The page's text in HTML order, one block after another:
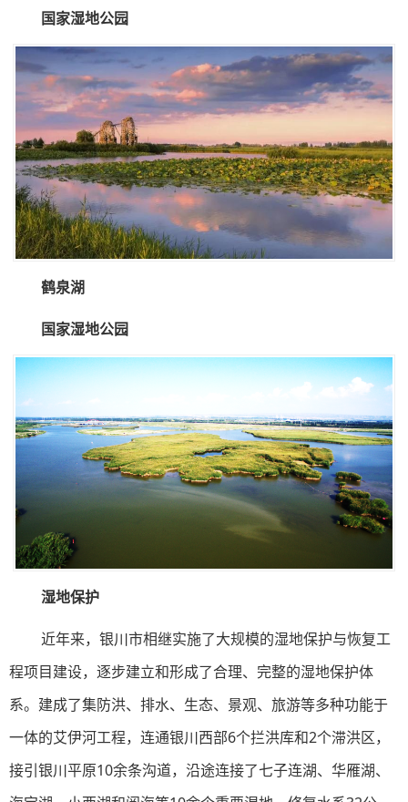
国家湿地公园
鹤泉湖
国家湿地公园
湿地保护
近年来，银川市相继实施了大规模的湿地保护与恢复工
程项目建设，逐步建立和形成了合理、完整的湿地保护体
系。建成了集防洪、排水、生态、景观、旅游等多种功能于
一体的艾伊河工程，连通银川西部6个拦洪库和2个滞洪区，
接引银川平原10余条沟道，沿途连接了七子连湖、华雁湖、